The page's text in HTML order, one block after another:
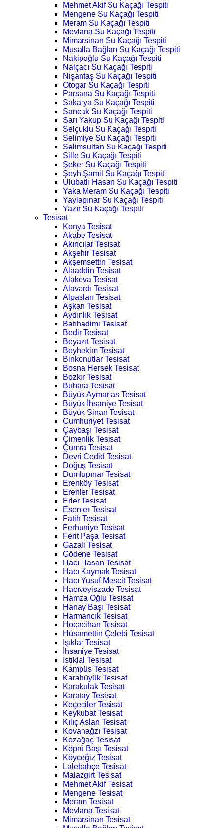
Mehmet Akif Su Kaçağı Tespiti
Mengene Su Kaçağı Tespiti
Meram Su Kaçağı Tespiti
Mevlana Su Kaçağı Tespiti
Mimarsinan Su Kaçağı Tespiti
Musalla Bağları Su Kaçağı Tespiti
Nakipoğlu Su Kaçağı Tespiti
Nalçacı Su Kaçağı Tespiti
Nişantaş Su Kaçağı Tespiti
Otogar Su Kaçağı Tespiti
Parsana Su Kaçağı Tespiti
Sakarya Su Kaçağı Tespiti
Sancak Su Kaçağı Tespiti
Sarı Yakup Su Kaçağı Tespiti
Selçuklu Su Kaçağı Tespiti
Selimiye Su Kaçağı Tespiti
Selimsultan Su Kaçağı Tespiti
Sille Su Kaçağı Tespiti
Şeker Su Kaçağı Tespiti
Şeyh Şamil Su Kaçağı Tespiti
Ulubatlı Hasan Su Kaçağı Tespiti
Yaka Meram Su Kaçağı Tespiti
Yaylapınar Su Kaçağı Tespiti
Yazır Su Kaçağı Tespiti
Tesisat
Konya Tesisat
Akabe Tesisat
Akıncılar Tesisat
Akşehir Tesisat
Akşemsettin Tesisat
Alaaddin Tesisat
Alakova Tesisat
Alavardı Tesisat
Alpaslan Tesisat
Aşkan Tesisat
Aydınlık Tesisat
Batıhadimi Tesisat
Bedir Tesisat
Beyazıt Tesisat
Beyhekim Tesisat
Binkonutlar Tesisat
Bosna Hersek Tesisat
Bozkır Tesisat
Buhara Tesisat
Büyük Aymanas Tesisat
Büyük İhsaniye Tesisat
Büyük Sinan Tesisat
Cumhuriyet Tesisat
Çaybaşı Tesisat
Çimenlik Tesisat
Çumra Tesisat
Devri Cedid Tesisat
Doğuş Tesisat
Dumlupınar Tesisat
Erenköy Tesisat
Erenler Tesisat
Erler Tesisat
Esenler Tesisat
Fatih Tesisat
Ferhuniye Tesisat
Ferit Paşa Tesisat
Gazali Tesisat
Gödene Tesisat
Hacı Hasan Tesisat
Hacı Kaymak Tesisat
Hacı Yusuf Mescit Tesisat
Hacıveyiszade Tesisat
Hamza Oğlu Tesisat
Hanay Başı Tesisat
Harmancık Tesisat
Hocacihan Tesisat
Hüsamettin Çelebi Tesisat
Işıklar Tesisat
İhsaniye Tesisat
İstiklal Tesisat
Kampüs Tesisat
Karahüyük Tesisat
Karakulak Tesisat
Karatay Tesisat
Keçeciler Tesisat
Keykubat Tesisat
Kılıç Aslan Tesisat
Kovanağzı Tesisat
Kozağaç Tesisat
Köprü Başı Tesisat
Köyceğiz Tesisat
Lalebahçe Tesisat
Malazgirt Tesisat
Mehmet Akif Tesisat
Mengene Tesisat
Meram Tesisat
Mevlana Tesisat
Mimarsinan Tesisat